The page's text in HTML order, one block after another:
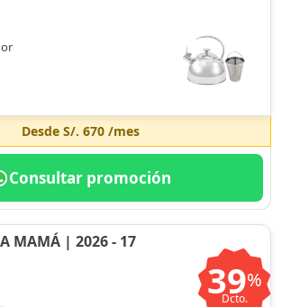
Desde S/. 670/mes
Consultar promoción
MAMÁ | 2026 - 17
39%
Dcto.